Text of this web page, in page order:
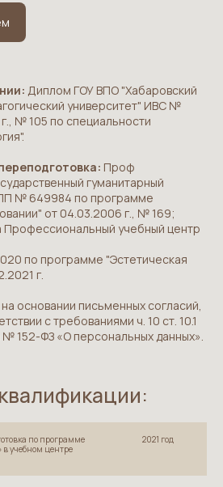
Диплом ГОУ ВПО "Хабаровский
университет" ИВС №
№ 105 по специальности
Проф
гуманитарный
№ 649984 по программе
от 04.03.2006 г., № 169;
учебный центр
по программе "Эстетическая
г.
основании письменных согласий,
с требованиями ч. 10 ст. 10.1
152-ФЗ «О персональных данных».
по программе
в учебном центре
2021 год